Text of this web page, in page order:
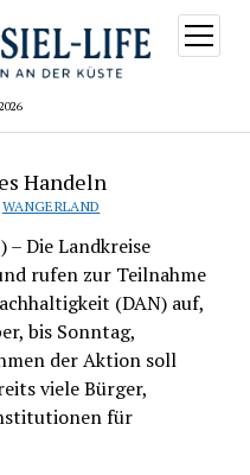
Menü
öffnen
Handeln
WANGERLAND
– Die Landkreise
rufen zur Teilnahme
(DAN) auf,
bis Sonntag,
der Aktion soll
viele Bürger,
für